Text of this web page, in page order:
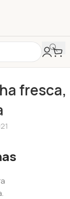
fresca,